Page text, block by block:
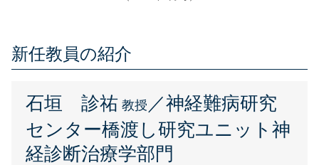
新任教員の紹介
石垣 診祐 教授 ／神経難病研究
センター橋渡し研究ユニット神
経診断治療学部門